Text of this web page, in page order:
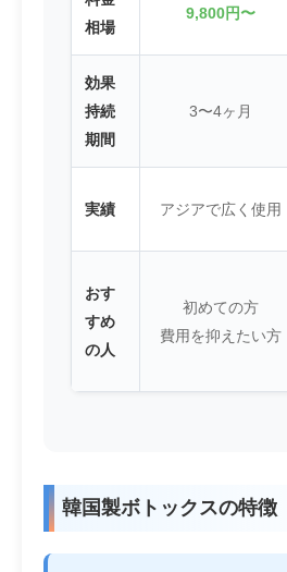
相場
9,800円〜
効果
持続
期間
3〜4ヶ月
実績 アジアで広く使用
おす
すめ
の人
初めての方
費用を抑えたい方
韓国製ボトックスの特徴